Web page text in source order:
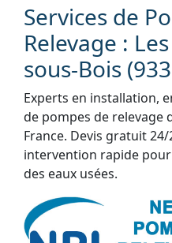
Services de
Relevage :
sous-Bois
Experts en installation,
de pompes de relevage
France. Devis gratuit
intervention rapide
des eaux usées.